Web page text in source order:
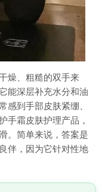
燥、粗糙的双手来
能深层补充水分和油
感到手部皮肤紧绷、
手霜皮肤护理产品，
。简单来说，答案是
伴，因为它针对性地